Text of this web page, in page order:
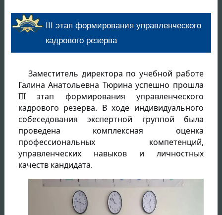
III этап формирования управленческого
кадрового резерва
Заместитель директора по учебной работе
Галина Анатольевна Тюрина успешно прошла
III этап формирования управленческого
кадрового резерва. В ходе индивидуального
собеседования экспертной группой была
проведена комплексная оценка
профессиональных компетенций,
управленческих навыков и личностных
качеств кандидата.